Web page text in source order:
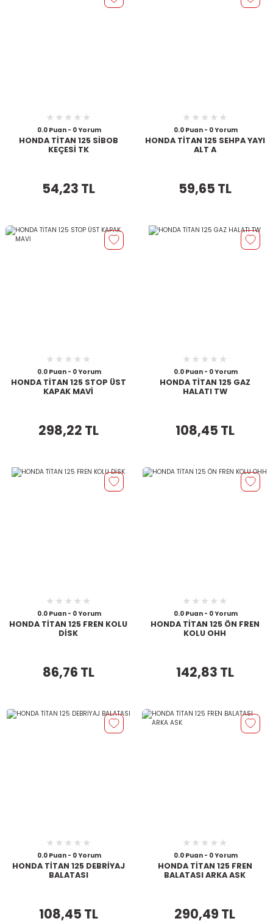
0.0 Puan - 0 Yorum
HONDA TİTAN 125 SİBOB
KEÇESİ TK
54,23 TL
0.0 Puan - 0 Yorum
HONDA TİTAN 125 SEHPA YAYI
ALT A
59,65 TL
0.0 Puan - 0 Yorum
HONDA TİTAN 125 STOP ÜST
KAPAK MAVİ
298,22 TL
0.0 Puan - 0 Yorum
HONDA TİTAN 125 GAZ
HALATI TW
108,45 TL
0.0 Puan - 0 Yorum
HONDA TİTAN 125 FREN KOLU
DİSK
86,76 TL
0.0 Puan - 0 Yorum
HONDA TİTAN 125 ÖN FREN
KOLU OHH
142,83 TL
0.0 Puan - 0 Yorum
HONDA TİTAN 125 DEBRİYAJ
BALATASI
108,45 TL
0.0 Puan - 0 Yorum
HONDA TİTAN 125 FREN
BALATASI ARKA ASK
290,49 TL